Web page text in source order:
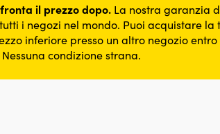
il prezzo dopo. La nostra garanzia
i negozi nel mondo. Puoi acquistare
inferiore presso un altro negozio
condizione strana.